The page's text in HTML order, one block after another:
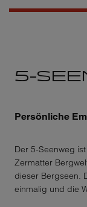
5-
Persönliche
Der 5-Seenweg
Zermatter
dieser Bergseen.
einmalig und die